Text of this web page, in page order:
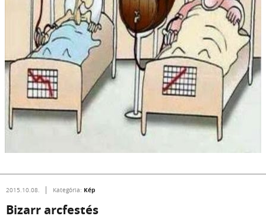
2015.10.08. Kategória: Kép
Bizarr arcfestés